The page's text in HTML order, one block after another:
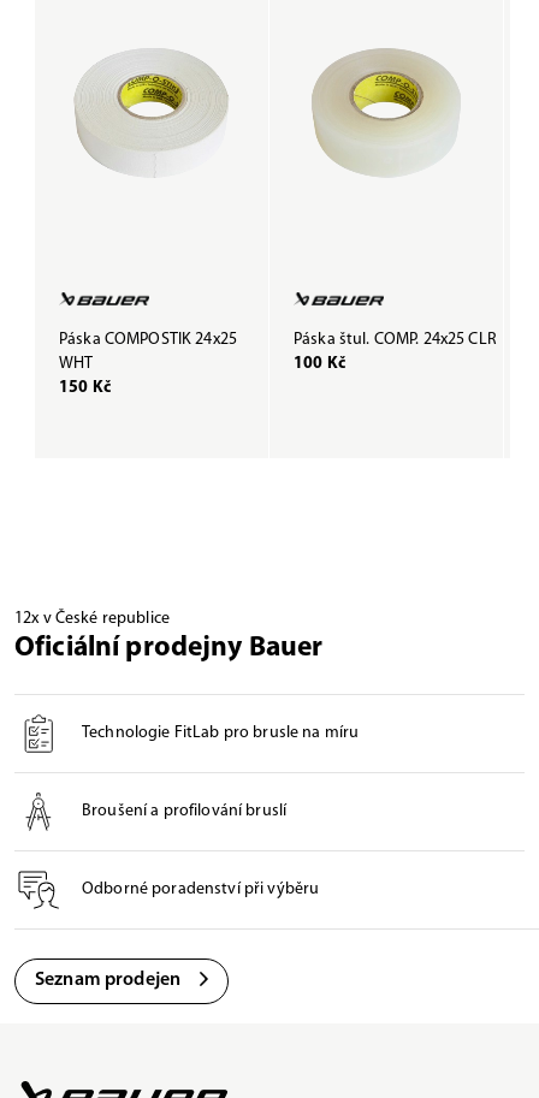
Páska COMPOSTIK 24x25
WHT
150 Kč
Páska štul. COMP. 24x25 CLR
100 Kč
12x v České republice
Oficiální prodejny Bauer
Technologie FitLab pro brusle na míru
Broušení a profilování bruslí
Odborné poradenství při výběru
Seznam prodejen